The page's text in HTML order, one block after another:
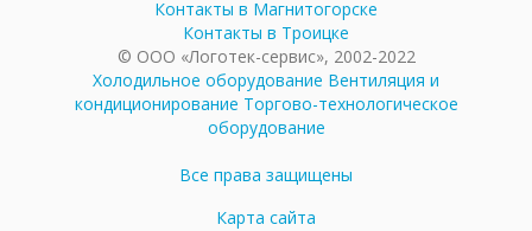
Контакты в Магнитогорске
Контакты в Троицке
© ООО «Логотек-сервис», 2002-2022
Холодильное оборудование Вентиляция и
кондиционирование Торгово-технологическое
оборудование
Все права защищены
Карта сайта